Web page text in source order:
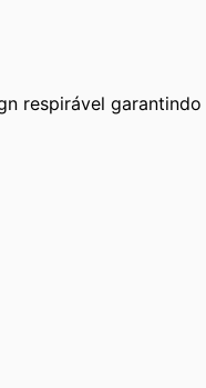
respirável